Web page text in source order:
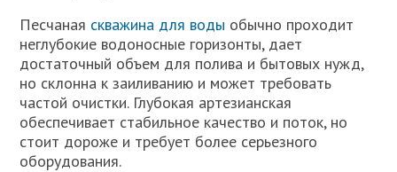
Песчаная скважина для воды обычно проходит
неглубокие водоносные горизонты, дает
достаточный объем для полива и бытовых нужд,
но склонна к заиливанию и может требовать
частой очистки. Глубокая артезианская
обеспечивает стабильное качество и поток, но
стоит дороже и требует более серьезного
оборудования.